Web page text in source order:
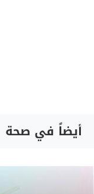
أيضاً في صحة